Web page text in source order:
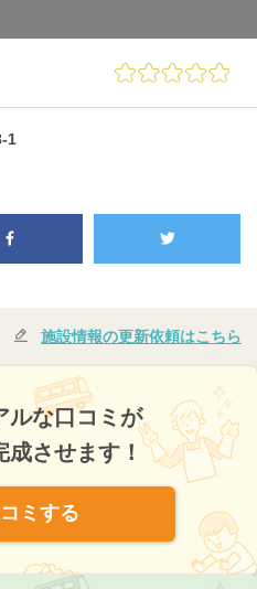
1
施設情報の更新依頼はこちら
ルな口コミが
させます！
ミする